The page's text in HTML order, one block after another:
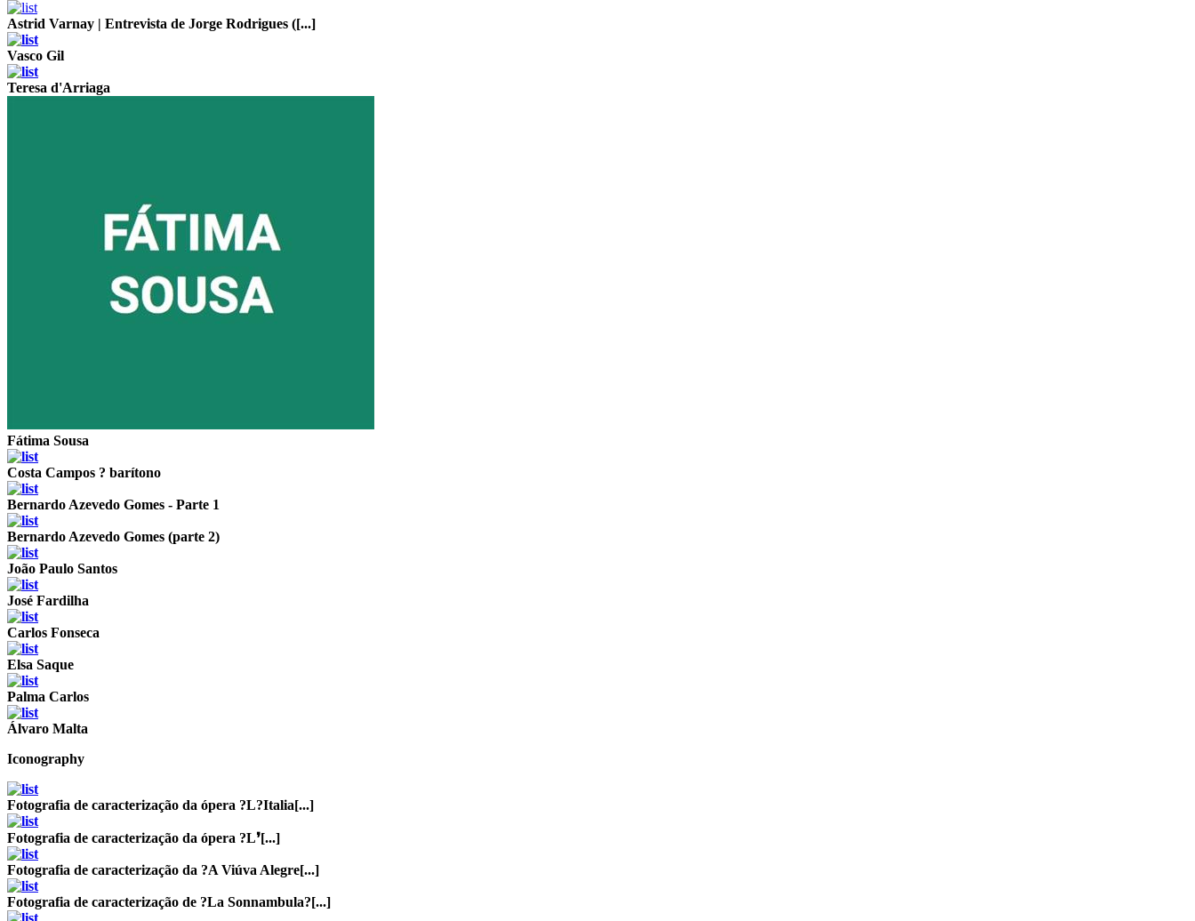
Astrid Varnay | Entrevista de Jorge Rodrigues ([...]
Vasco Gil
Teresa d'Arriaga
Fátima Sousa
Costa Campos ? barítono
Bernardo Azevedo Gomes - Parte 1
Bernardo Azevedo Gomes (parte 2)
João Paulo Santos
José Fardilha
Carlos Fonseca
Elsa Saque
Palma Carlos
Álvaro Malta
Iconography
Fotografia de caracterização da ópera ?L?Italia[...]
Fotografia de caracterização da ópera ?L❜[...]
Fotografia de caracterização da ?A Viúva Alegre[...]
Fotografia de caracterização de ?La Sonnambula?[...]